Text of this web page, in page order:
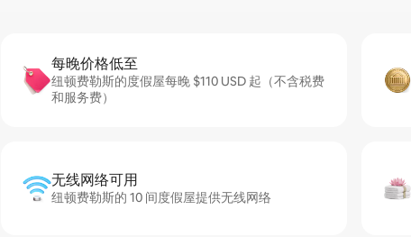
每晚价格低至
纽顿费勒斯的度假屋每晚 $110 USD 起（不含税费
和服务费）
无线网络可用
纽顿费勒斯的 10 间度假屋提供无线网络